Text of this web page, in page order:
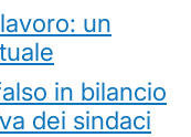
un
in bilancio
dei sindaci